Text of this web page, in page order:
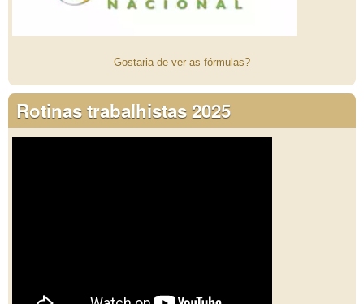
Gostaria de ver as fórmulas?
Rotinas trabalhistas 2025